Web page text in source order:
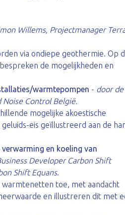
Willems, Projectmanager
via ondiepe geothermie. Op
de mogelijkheden en
warmtepompen - door de
Control België.
mogelijke akoestische
eis geïllustreerd aan de
en koeling van
Developer Carbon Shift
Shift Equans.
warmtenetten toe, met aandacht
en illustreren dit met